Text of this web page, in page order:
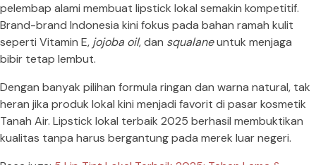
pelembap alami membuat lipstick lokal semakin kompetitif.
Brand-brand Indonesia kini fokus pada bahan ramah kulit
seperti Vitamin E, jojoba oil, dan squalaneuntuk menjaga
bibir tetap lembut.
Dengan banyak pilihan formula ringan dan warna natural, tak
heran jika produk lokal kini menjadi favorit di pasar kosmetik
Tanah Air. Lipstick lokal terbaik 2025 berhasil membuktikan
kualitas tanpa harus bergantung pada merek luar negeri.